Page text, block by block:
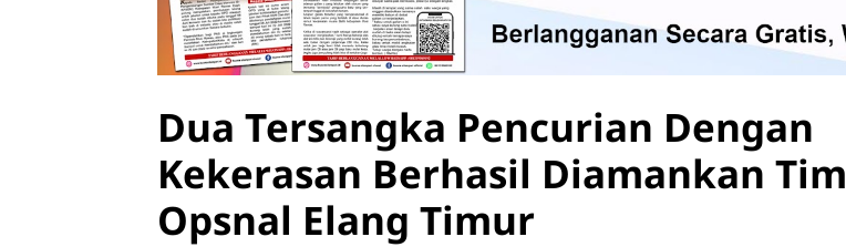
Dua Tersangka Pencurian Dengan
Kekerasan Berhasil Diamankan Tim
Opsnal Elang Timur